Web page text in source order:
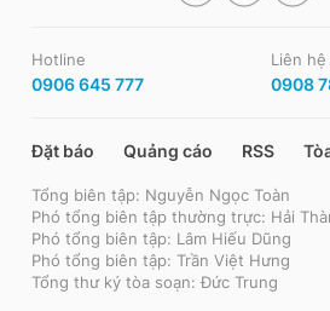
Hotline
0906 645 777
Liên
0908
Đặt báo Quảng cáo RSS
Tổng biên tập: Nguyễn Ngọc Toàn
Phó tổng biên tập thường trực: Hải
Phó tổng biên tập: Lâm Hiếu Dũng
Phó tổng biên tập: Trần Việt Hưng
Tổng thư ký tòa soạn: Đức Trung